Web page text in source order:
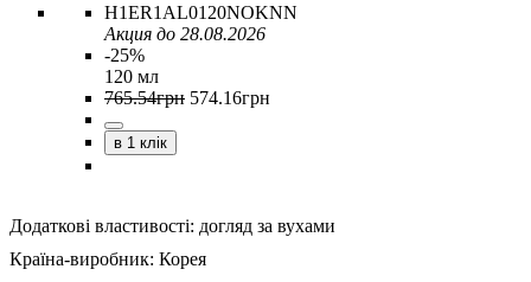
H1ER1AL0120NOKNN
Акция до 28.08.2026
-25%
120 мл
765.54грн 574.16грн
в 1 клік
Додаткові властивості: догляд за вухами
Країна-виробник: Корея